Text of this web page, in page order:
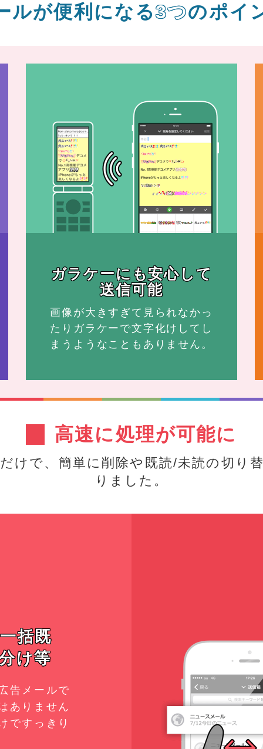
ルが便利になる3つのポイ
ガラケーにも安心して
送信可能
画像が大きすぎて見られなかっ
たりガラケーで文字化けしてし
まうようなこともありません。
高速に処理が可能に
けで、簡単に削除や既読/未読の切り
りました。
括既
け等
告メールで
ありません
ですっきり